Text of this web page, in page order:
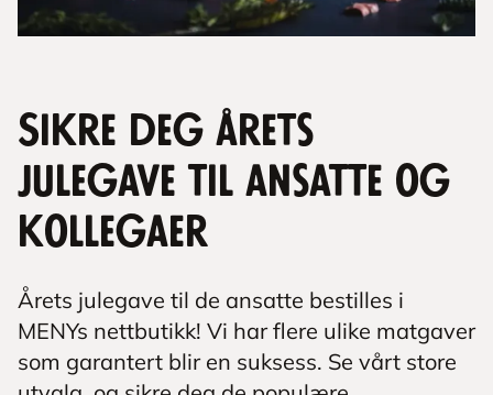
Sikre deg årets
julegave til ansatte og
kollegaer
Årets julegave til de ansatte bestilles i
MENYs nettbutikk! Vi har flere ulike matgaver
som garantert blir en suksess. Se vårt store